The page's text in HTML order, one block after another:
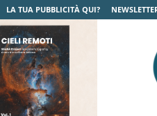
LA TUA PUBBLICITÀ QUI?